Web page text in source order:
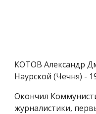
КОТОВ Александр
Наурской (Чечня) -
Окончил
журналистики,